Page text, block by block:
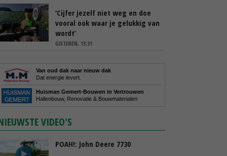
‘Cijfer jezelf niet weg en doe
vooral ook waar je gelukkig van
wordt’
GISTEREN, 13:31
Van oud dak naar nieuw dak
Dat energie levert.
Huisman Gemert-Bouwen in Vertrouwen
Hallenbouw, Renovatie & Bouwmaterialen
VIDEO'S
POAH!: John Deere 7730